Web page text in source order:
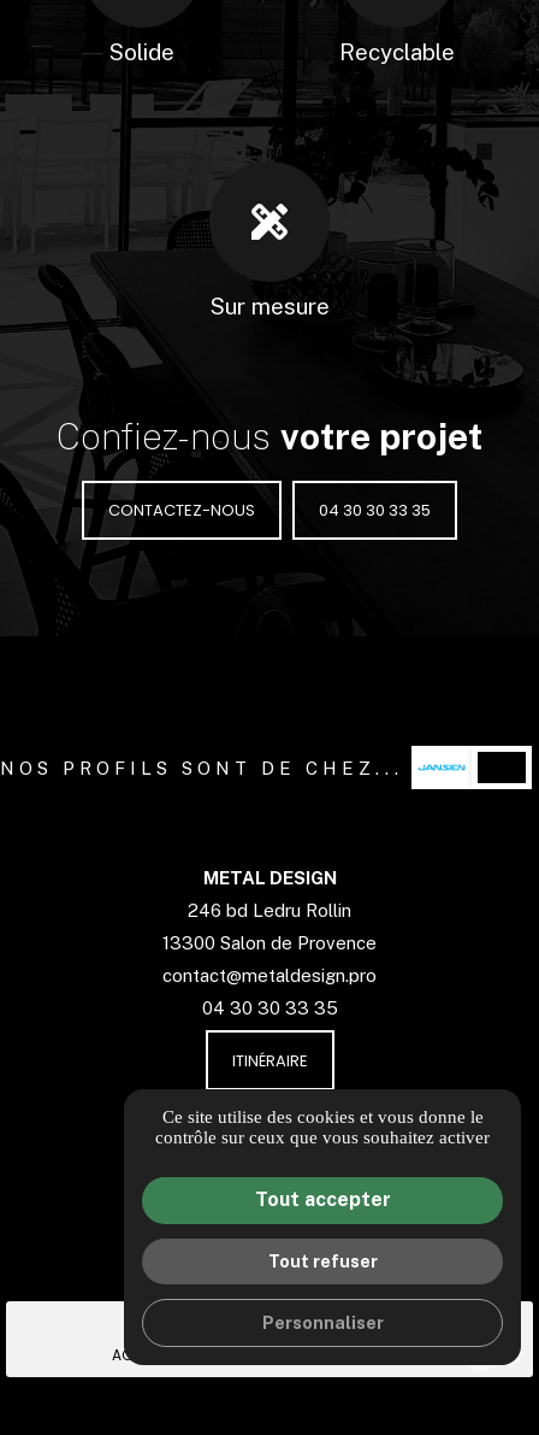
Solide Recyclable
design_services
Sur mesure
Confiez-nous votre projet
CONTACTEZ-NOUS 04 30 30 33 35
place
ACCÈS
call
NOS PROFILS SONT DE CHEZ...
METAL DESIGN
246 bd Ledru Rollin
13300 Salon de Provence
contact@metaldesign.pro
04 30 30 33 35
ITINÉRAIRE
Guide local
Mentions légales
Politique de confidentialité
Gestion des cookies
Ce site utilise des cookies et vous donne le
contrôle sur ceux que vous souhaitez activer
Tout accepter
Tout refuser
Personnaliser